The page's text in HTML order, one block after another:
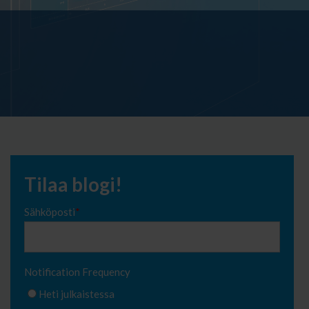
Tilaa blogi!
Sähköposti*
Notification Frequency
Heti julkaistessa